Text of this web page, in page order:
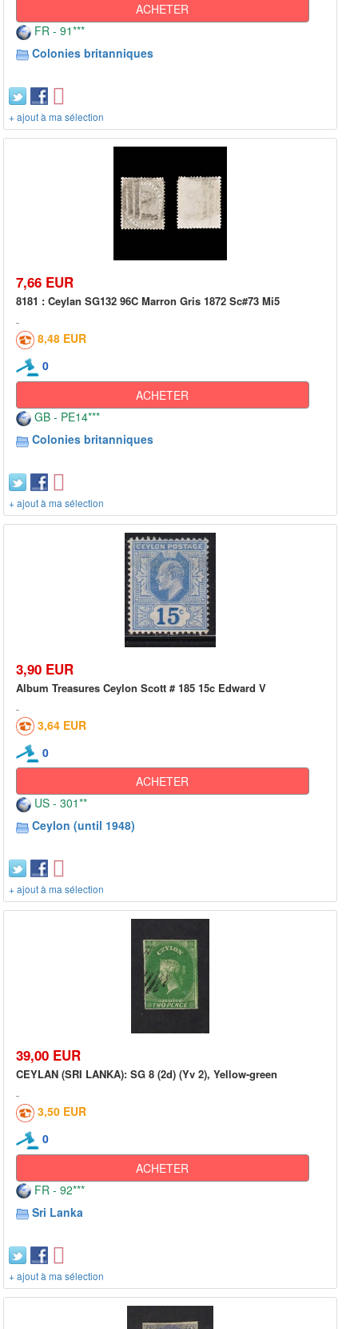
ACHETER
FR - 91***
Colonies britanniques
+ ajout à ma sélection
7,66 EUR
8181 : Ceylan SG132 96C Marron Gris 1872 Sc#73 Mi5
8,48 EUR
0
ACHETER
GB - PE14***
Colonies britanniques
+ ajout à ma sélection
3,90 EUR
Album Treasures Ceylon Scott # 185 15c Edward V
3,64 EUR
0
ACHETER
US - 301**
Ceylon (until 1948)
+ ajout à ma sélection
39,00 EUR
CEYLAN (SRI LANKA): SG 8 (2d) (Yv 2), Yellow-green
3,50 EUR
0
ACHETER
FR - 92***
Sri Lanka
+ ajout à ma sélection